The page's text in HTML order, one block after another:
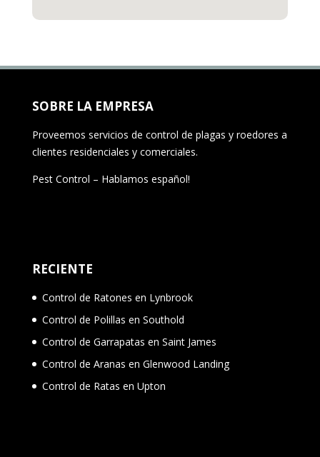
SOBRE LA EMPRESA
Proveemos servicios de control de plagas y roedores a
clientes residenciales y comerciales.
Pest Control – Hablamos español!
RECIENTE
Control de Ratones en Lynbrook
Control de Polillas en Southold
Control de Garrapatas en Saint James
Control de Aranas en Glenwood Landing
Control de Ratas en Upton